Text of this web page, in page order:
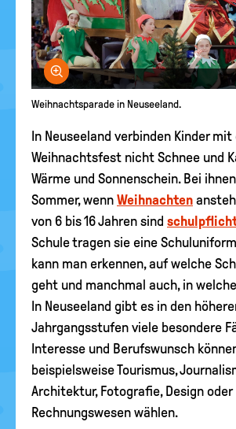
Bild vergrößern
Weihnachtsparade in Neuseeland.
In Neuseeland verbinden Kinder mit
Weihnachtsfest nicht Schnee und
Wärme und Sonnenschein. Bei
Sommer, wenn Weihnachten
von 6 bis 16 Jahren sind
Schule tragen sie eine
kann man erkennen, auf welche
geht und manchmal auch, in
In Neuseeland gibt es in den
Jahrgangsstufen viele besondere
Interesse und Berufswunsch
beispielsweise Tourismus,
Architektur, Fotografie, Design oder
Rechnungswesen wählen.